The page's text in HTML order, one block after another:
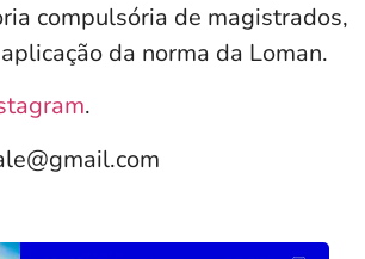
compulsória de magistrados,
da norma da Loman.
.